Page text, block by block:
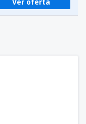
(LIM)